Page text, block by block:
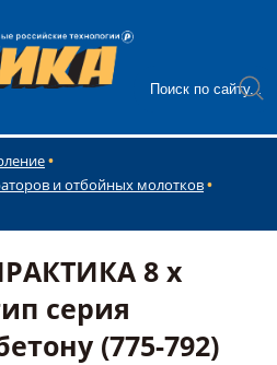
и отбойных молотков
8 х
серия
(775-792)